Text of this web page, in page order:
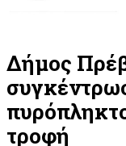
Δήμος
τροφή